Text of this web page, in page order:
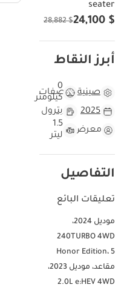
seater
$ 24,100
$ 28,882
أبرز النقاط
صينية مواصفات
0
كيلومتر
2025
بترول
معرض
1.5
ليتر
التفاصيل
تعليقات البائع
موديل 2024،
240TURBO 4WD
Honor Edition، 5
مقاعد، موديل 2023،
2.0L e:HEV 4WD